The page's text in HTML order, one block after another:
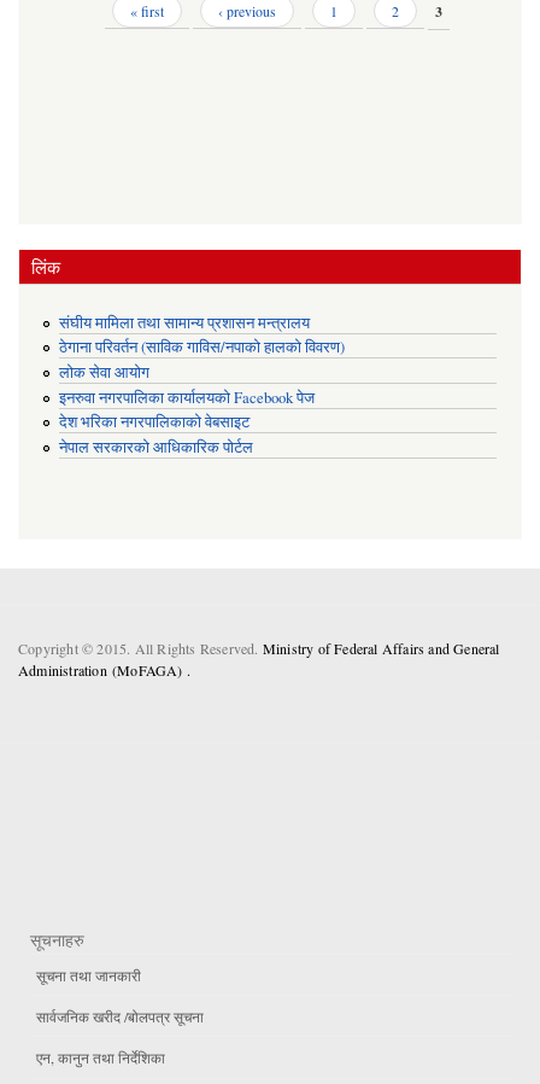
« first ‹ previous 1 2 3
लिंक
संघीय मामिला तथा सामान्य प्रशासन मन्त्रालय
ठेगाना परिवर्तन (साविक गाविस/नपाको हालको विवरण)
लोक सेवा आयोग
इनरुवा नगरपालिका कार्यालयको Facebook पेज
देश भरिका नगरपालिकाको वेबसाइट
नेपाल सरकारको आधिकारिक पोर्टल
Copyright © 2015. All Rights Reserved. Ministry of Federal Affairs and General
Administration (MoFAGA) .
सूचनाहरु
सूचना तथा जानकारी
सार्वजनिक खरीद /बोलपत्र सूचना
एन, कानुन तथा निर्देशिका